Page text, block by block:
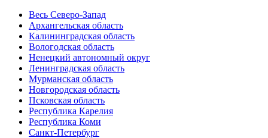
Весь Северо-Запад
Архангельская область
Калининградская область
Вологодская область
Ненецкий автономный округ
Ленинградская область
Мурманская область
Новгородская область
Псковская область
Республика Карелия
Республика Коми
Санкт-Петербург